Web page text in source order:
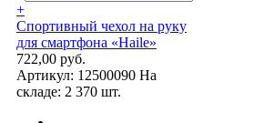
+
Спортивный чехол на руку
для смартфона «Haile»
722,00 руб.
Артикул: 12500090 На
складе: 2 370 шт.